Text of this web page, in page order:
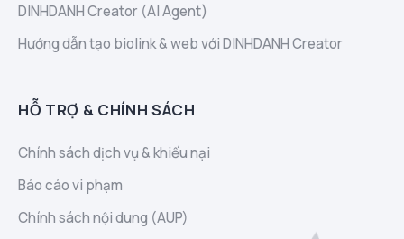
DINHDANH Creator (AI Agent)
Hướng dẫn tạo biolink & web với DINHDANH Creator
HỖ TRỢ & CHÍNH SÁCH
Chính sách dịch vụ & khiếu nại
Báo cáo vi phạm
Chính sách nội dung (AUP)